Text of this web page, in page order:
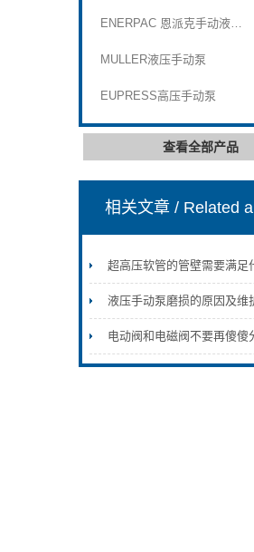
ENERPAC 恩派克手动液压泵
MULLER液压手动泵
EUPRESS高压手动泵
查看全部产品
相关文章/ Related
超高压软管的管壁需要满足
液压手动泵磨损的原因及维
电动阀和电磁阀不要再傻傻